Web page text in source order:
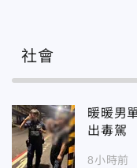
社會
暖暖男
出毒駕
8小時前